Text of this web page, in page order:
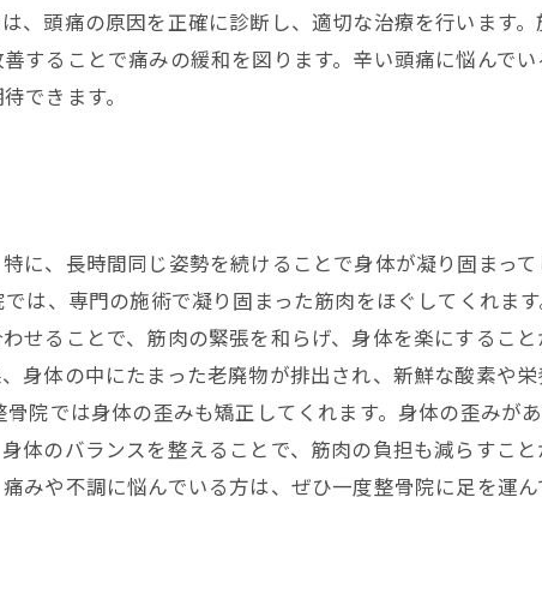
、頭痛の原因を正確に診断し、適切な治療を行います
することで痛みの緩和を図ります。辛い頭痛に悩んで
できます。
に、長時間同じ姿勢を続けることで身体が凝り固まっ
は、専門の施術で凝り固まった筋肉をほぐしてくれま
せることで、筋肉の緊張を和らげ、身体を楽にするこ
身体の中にたまった老廃物が排出され、新鮮な酸素や
院では身体の歪みも矯正してくれます。身体の歪みが
体のバランスを整えることで、筋肉の負担も減らすこ
みや不調に悩んでいる方は、ぜひ一度整骨院に足を運ん